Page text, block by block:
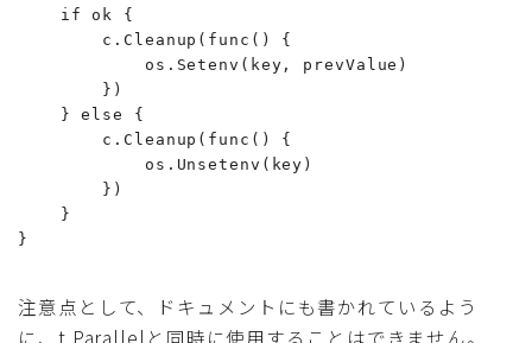
    if ok {
        c.Cleanup(func() {
            os.Setenv(key, prevValue)
        })
    } else {
        c.Cleanup(func() {
            os.Unsetenv(key)
        })
    }
}
注意点として、ドキュメントにも書かれているよう
に、t.Parallelと同時に使用することはできません。